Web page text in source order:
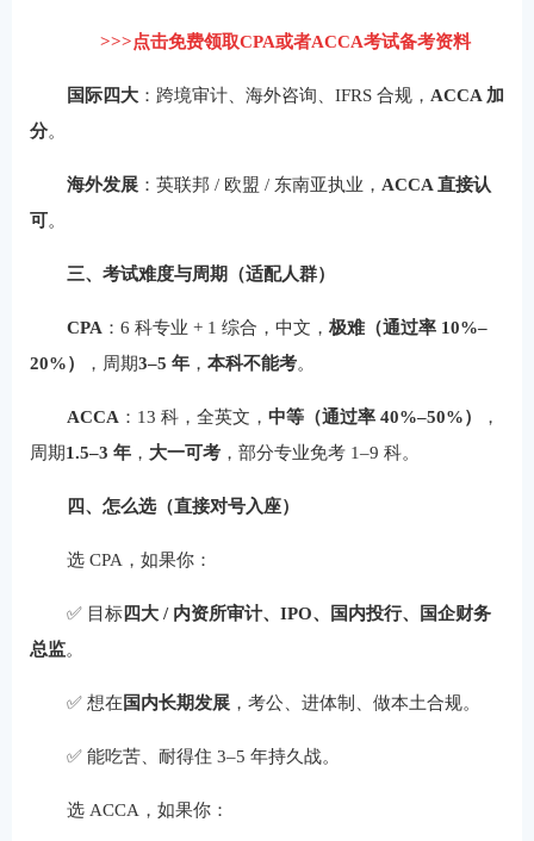
>>>点击免费领取CPA或者ACCA考试备考资料
国际四大：跨境审计、海外咨询、IFRS 合规， ACCA 加
分。
海外发展：英联邦 / 欧盟 / 东南亚执业， ACCA 直接认
可。
三、考试难度与周期（适配人群）
CPA ：6 科专业 + 1 综合，中文， 极难（通过率 10%–
20%）
，周期3–5 年 ， 本科不能考。
ACCA ：13 科，全英文， 中等（通过率 40%–50%）
，
周期1.5–3 年 ， 大一可考 ，部分专业免考 1–9 科。
四、怎么选（直接对号入座）
选 CPA，如果你：
✅ 目标四大 / 内资所审计、IPO、国内投行、国企财务
总监。
✅ 想在国内长期发展，考公、进体制、做本土合规。
✅ 能吃苦、耐得住 3–5 年持久战。
选 ACCA，如果你：